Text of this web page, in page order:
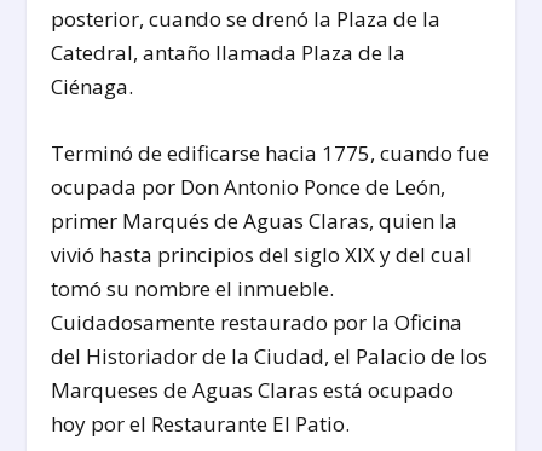
posterior, cuando se drenó la Plaza de la
Catedral, antaño llamada Plaza de la
Ciénaga.
Terminó de edificarse hacia 1775, cuando fue
ocupada por Don Antonio Ponce de León,
primer Marqués de Aguas Claras, quien la
vivió hasta principios del siglo XIX y del cual
tomó su nombre el inmueble.
Cuidadosamente restaurado por la Oficina
del Historiador de la Ciudad, el Palacio de los
Marqueses de Aguas Claras está ocupado
hoy por el Restaurante El Patio.